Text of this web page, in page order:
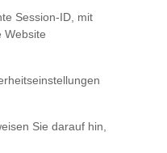
Session-ID, mit
Website
Sie darauf hin,